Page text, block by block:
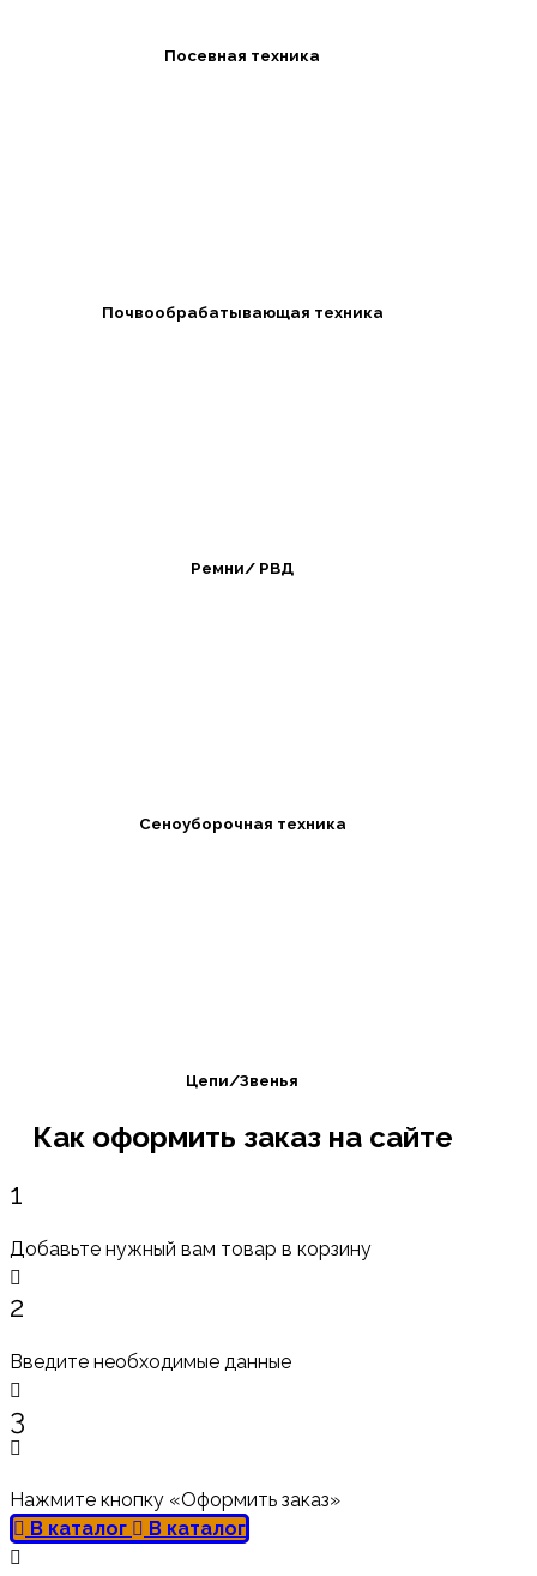
Посевная техника
Почвообрабатывающая техника
Ремни/ РВД
Сеноуборочная техника
Цепи/Звенья
Как оформить заказ на сайте
1
Добавьте нужный вам товар в корзину
2
Введите необходимые данные
3
Нажмите кнопку «Оформить заказ»
В каталог
В каталог